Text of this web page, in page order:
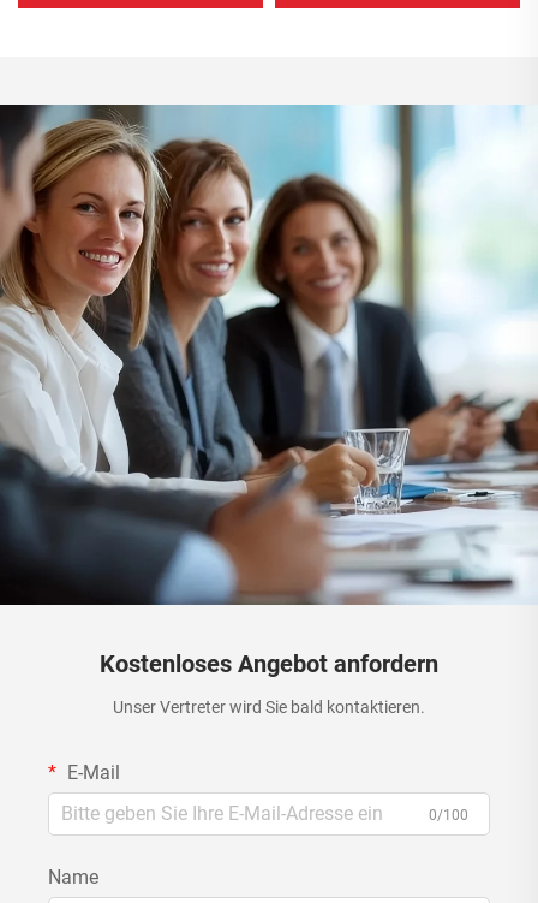
Kostenloses Angebot anfordern
Unser Vertreter wird Sie bald kontaktieren.
E-Mail
0/100
Name